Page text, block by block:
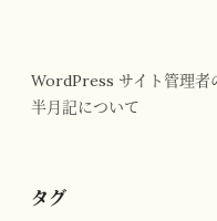
WordPress サイト管理者
半月記について
タグ